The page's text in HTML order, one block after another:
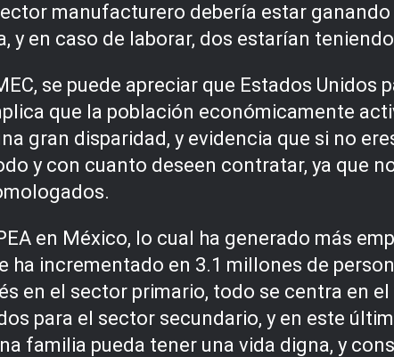
manufacturero debería estar
y en caso de laborar, dos estarían
se puede apreciar que Estados Unidos
que la población económicamente
gran disparidad, y evidencia que si no
y con cuanto deseen contratar, ya que
en México, lo cual ha generado más
ha incrementado en 3.1 millones de
en el sector primario, todo se centra en
para el sector secundario, y en este
familia pueda tener una vida digna, y